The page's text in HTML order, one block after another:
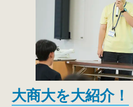
大商大を大紹介！